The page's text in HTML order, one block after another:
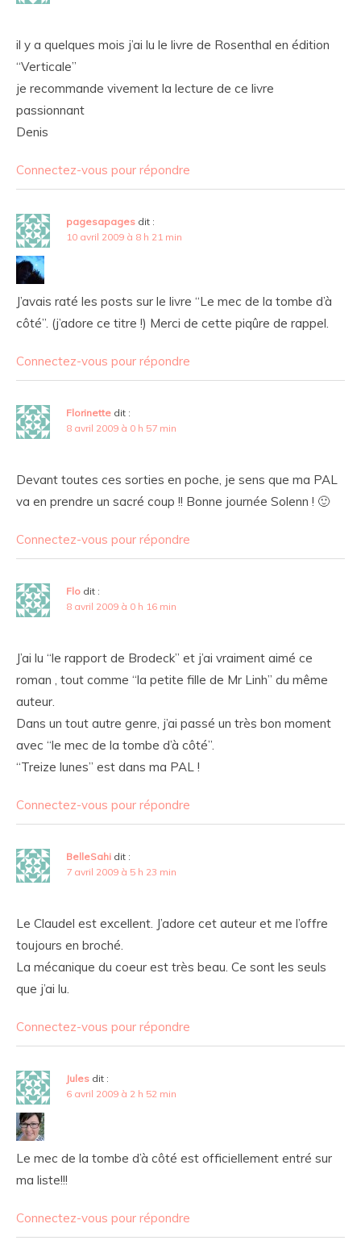
il y a quelques mois j’ai lu le livre de Rosenthal en édition
“Verticale”
je recommande vivement la lecture de ce livre
passionnant
Denis
Connectez-vous pour répondre
pagesapages dit :
10 avril 2009 à 8 h 21 min
J’avais raté les posts sur le livre “Le mec de la tombe d’à
côté”. (j’adore ce titre !) Merci de cette piqûre de rappel.
Connectez-vous pour répondre
Florinette dit :
8 avril 2009 à 0 h 57 min
Devant toutes ces sorties en poche, je sens que ma PAL
va en prendre un sacré coup !! Bonne journée Solenn ! 🙂
Connectez-vous pour répondre
Flo dit :
8 avril 2009 à 0 h 16 min
J’ai lu “le rapport de Brodeck” et j’ai vraiment aimé ce
roman , tout comme “la petite fille de Mr Linh” du même
auteur.
Dans un tout autre genre, j’ai passé un très bon moment
avec “le mec de la tombe d’à côté”.
“Treize lunes” est dans ma PAL !
Connectez-vous pour répondre
BelleSahi dit :
7 avril 2009 à 5 h 23 min
Le Claudel est excellent. J’adore cet auteur et me l’offre
toujours en broché.
La mécanique du coeur est très beau. Ce sont les seuls
que j’ai lu.
Connectez-vous pour répondre
Jules dit :
6 avril 2009 à 2 h 52 min
Le mec de la tombe d’à côté est officiellement entré sur
ma liste!!!
Connectez-vous pour répondre